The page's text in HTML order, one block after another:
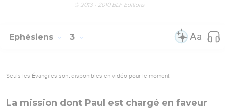
© 2013 - 2010 BLF Editions
Ephésiens 3
Seuls les Évangiles sont disponibles en vidéo pour le moment.
La mission dont Paul est chargé en faveur